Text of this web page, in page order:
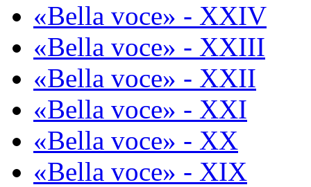
«Bella voce» - XXIV
«Bella voce» - XXIII
«Bella voce» - XXII
«Bella voce» - XXI
«Bella voce» - XX
«Bella voce» - XIX